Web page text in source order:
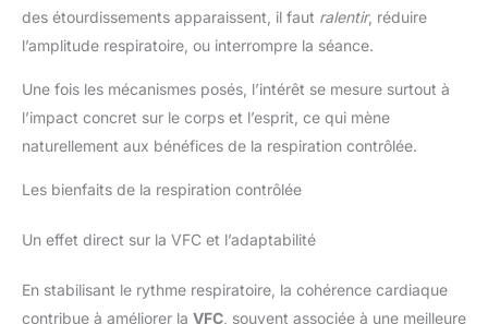
des étourdissements apparaissent, il faut ralentir, réduire
l’amplitude respiratoire, ou interrompre la séance.
Une fois les mécanismes posés, l’intérêt se mesure surtout à
l’impact concret sur le corps et l’esprit, ce qui mène
naturellement aux bénéfices de la respiration contrôlée.
Les bienfaits de la respiration contrôlée
Un effet direct sur la VFC et l’adaptabilité
En stabilisant le rythme respiratoire, la cohérence cardiaque
contribue à améliorer la VFC , souvent associée à une meilleure